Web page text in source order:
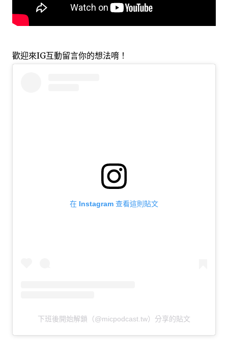
歡迎來IG互動留言你的想法唷！
在 Instagram 查看這則貼文
下班後開始解鎖（@micpodcast.tw）分享的貼文